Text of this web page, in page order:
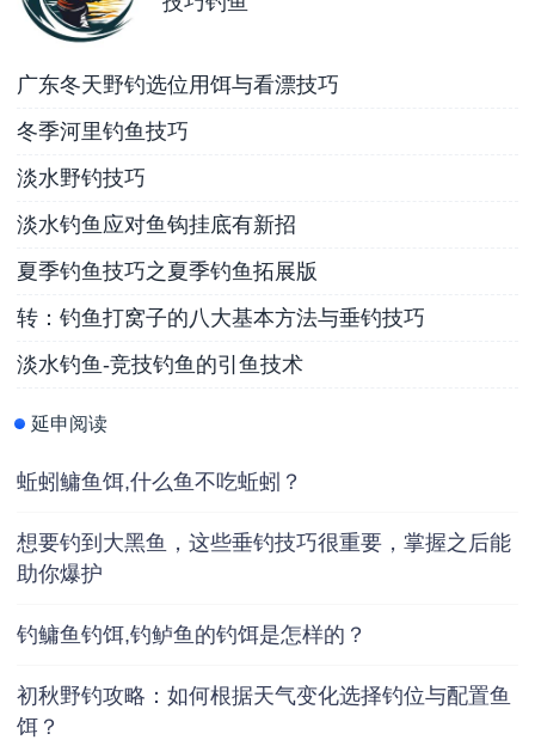
广东冬天野钓选位用饵与看漂技巧
冬季河里钓鱼技巧
淡水野钓技巧
淡水钓鱼应对鱼钩挂底有新招
夏季钓鱼技巧之夏季钓鱼拓展版
转：钓鱼打窝子的八大基本方法与垂钓技巧
淡水钓鱼-竞技钓鱼的引鱼技术
延申阅读
蚯蚓鳙鱼饵,什么鱼不吃蚯蚓？
想要钓到大黑鱼，这些垂钓技巧很重要，掌握之后能
助你爆护
钓鳙鱼钓饵,钓鲈鱼的钓饵是怎样的？
初秋野钓攻略：如何根据天气变化选择钓位与配置鱼
饵？